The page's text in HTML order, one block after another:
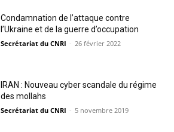
Condamnation de l’attaque contre
l’Ukraine et de la guerre d’occupation
Secrétariat du CNRI - 26 février 2022
IRAN : Nouveau cyber scandale du régime
des mollahs
Secrétariat du CNRI - 5 novembre 2019